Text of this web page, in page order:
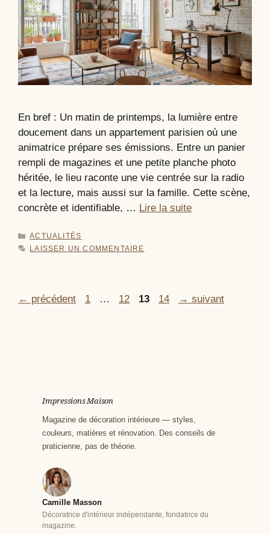
En bref : Un matin de printemps, la lumière entre
doucement dans un appartement parisien où une
animatrice prépare ses émissions. Entre un panier
rempli de magazines et une petite planche photo
héritée, le lieu raconte une vie centrée sur la radio
et la lecture, mais aussi sur la famille. Cette scène,
concrète et identifiable, … Lire la suite
CATÉGORIES
ACTUALITÉS
LAISSER UN COMMENTAIRE
← précédent Page
1 … Page
12 Page
13 Page
14 → suivant
Impressions Maison
Magazine de décoration intérieure — styles,
couleurs, matières et rénovation. Des conseils de
praticienne, pas de théorie.
Camille Masson
Décoratrice d'intérieur indépendante, fondatrice du
magazine.